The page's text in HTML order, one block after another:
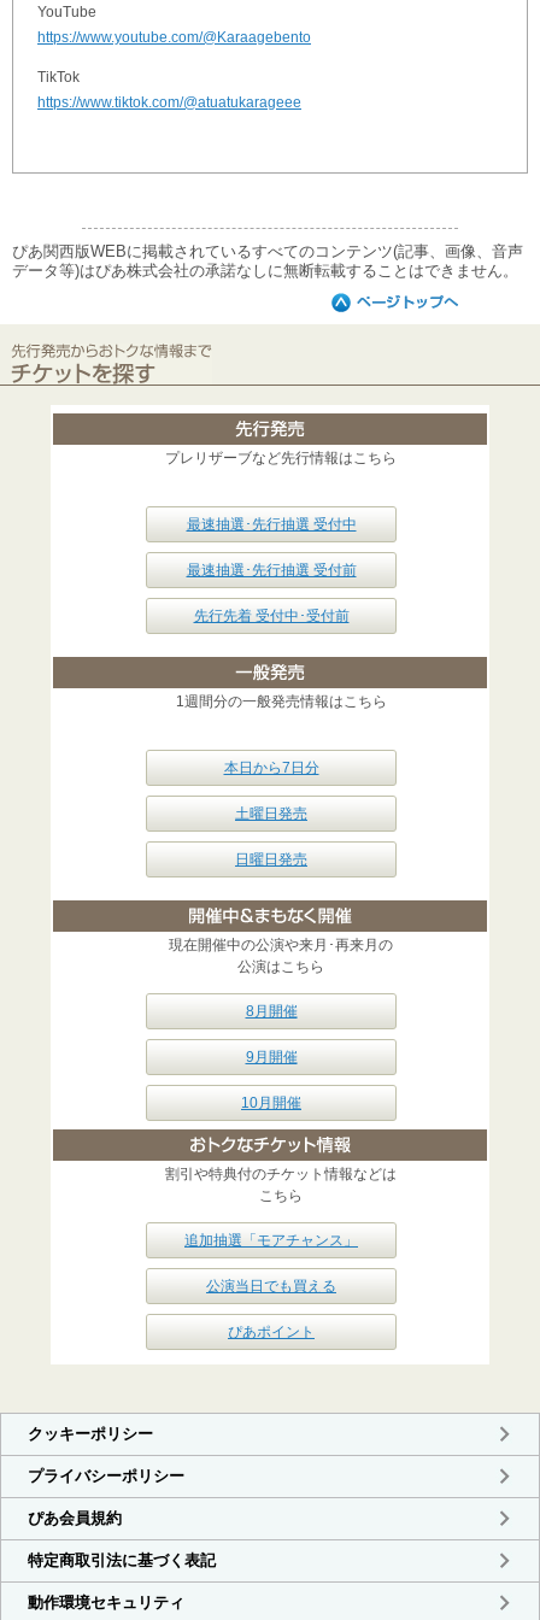
YouTube
https://www.youtube.com/@Karaagebento
TikTok
https://www.tiktok.com/@atuatukarageee
ぴあ関西版WEBに掲載されているすべてのコンテンツ(記事、画像、音声
データ等)はぴあ株式会社の承諾なしに無断転載することはできません。
プレリザーブなど先行情報はこちら
最速抽選･先行抽選 受付中
最速抽選･先行抽選 受付前
先行先着 受付中･受付前
1週間分の一般発売情報はこちら
本日から7日分
土曜日発売
日曜日発売
現在開催中の公演や来月･再来月の
公演はこちら
8月開催
9月開催
10月開催
割引や特典付のチケット情報などは
こちら
追加抽選「モアチャンス」
公演当日でも買える
ぴあポイント